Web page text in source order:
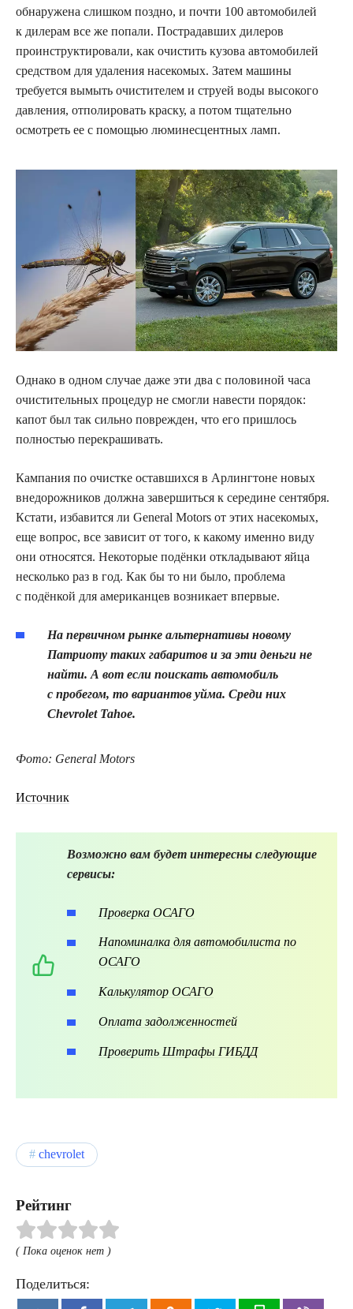
обнаружена слишком поздно, и почти 100 автомобилей
к дилерам все же попали. Пострадавших дилеров
проинструктировали, как очистить кузова автомобилей
средством для удаления насекомых. Затем машины
требуется вымыть очистителем и струей воды высокого
давления, отполировать краску, а потом тщательно
осмотреть ее с помощью люминесцентных ламп.
Однако в одном случае даже эти два с половиной часа
очистительных процедур не смогли навести порядок:
капот был так сильно поврежден, что его пришлось
полностью перекрашивать.
Кампания по очистке оставшихся в Арлингтоне новых
внедорожников должна завершиться к середине сентября.
Кстати, избавится ли General Motors от этих насекомых,
еще вопрос, все зависит от того, к какому именно виду
они относятся. Некоторые подёнки откладывают яйца
несколько раз в год. Как бы то ни было, проблема
с подёнкой для американцев возникает впервые.
На первичном рынке альтернативы новому
Патриоту таких габаритов и за эти деньги не
найти. А вот если поискать автомобиль
с пробегом, то вариантов уйма. Среди них
Chevrolet Tahoe.
Фото: General Motors
Источник
Возможно вам будет интересны следующие
сервисы:
Проверка ОСАГО
Напоминалка для автомобилиста по
ОСАГО
Калькулятор ОСАГО
Оплата задолженностей
Проверить Штрафы ГИБДД
chevrolet
Рейтинг
( Пока оценок нет )
Поделиться: